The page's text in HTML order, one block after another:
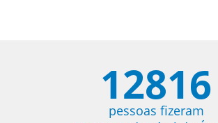
12816
pessoas fizeram